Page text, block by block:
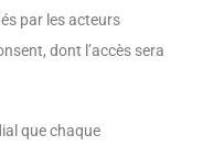
par les acteurs
dont l’accès sera
que chaque